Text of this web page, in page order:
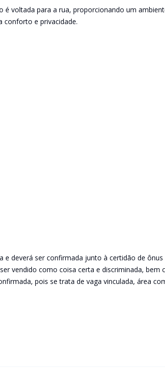
é voltada para a rua, proporcionando um
conforto e privacidade.
e deverá ser confirmada junto à certidão de
vendido como coisa certa e discriminada, bem
pois se trata de vaga vinculada, área